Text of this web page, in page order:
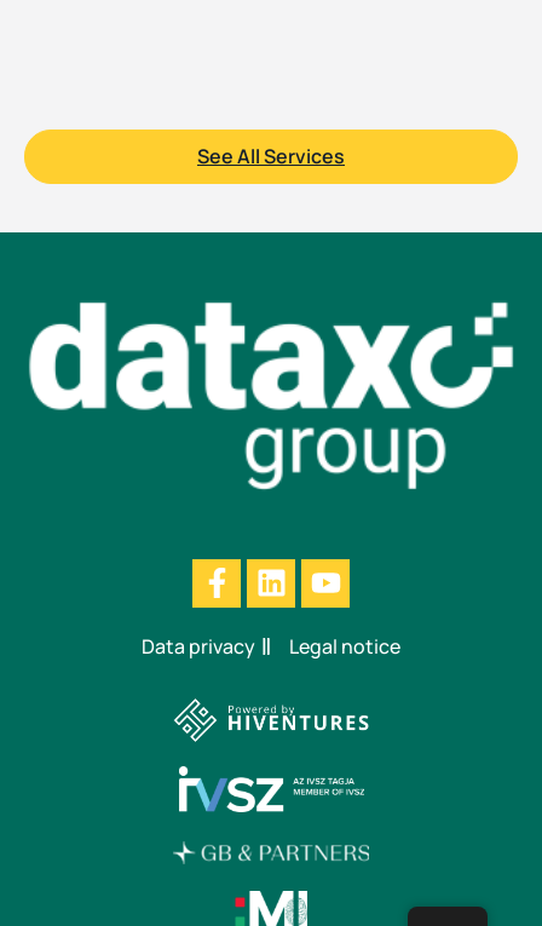
See All Services
Data privacy Legal notice